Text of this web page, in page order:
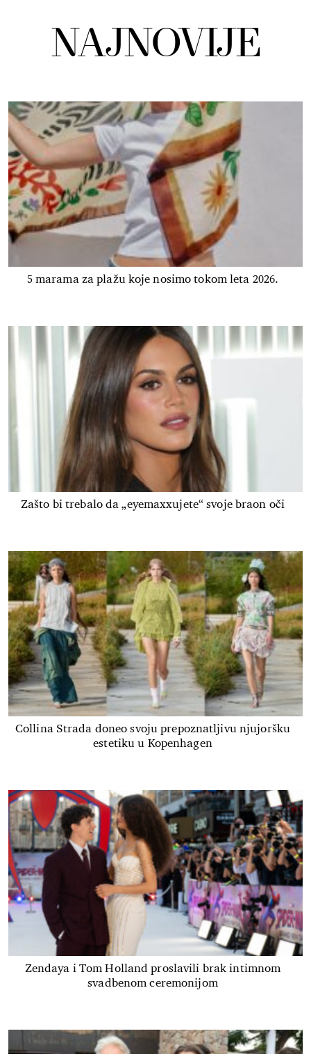
NAJNOVIJE
5 marama za plažu koje nosimo tokom leta 2026.
Zašto bi trebalo da „eyemaxxujete“ svoje braon oči
Collina Strada doneo svoju prepoznatljivu njujoršku
estetiku u Kopenhagen
Zendaya i Tom Holland proslavili brak intimnom
svadbenom ceremonijom